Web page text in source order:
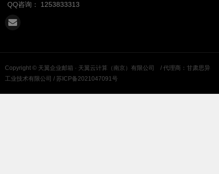
QQ咨询： 1253833313
Copyright © 天翼企业邮箱 · 天翼云计算（南京）有限公司
/ 代理商：甘肃思异
工业技术有限公司 / 苏ICP备2021047091号